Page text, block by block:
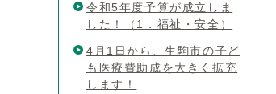
令和5年度予算が成立しま
した！（1．福祉・安全）
4月1日から、生駒市の子ど
も医療費助成を大きく拡充
します！